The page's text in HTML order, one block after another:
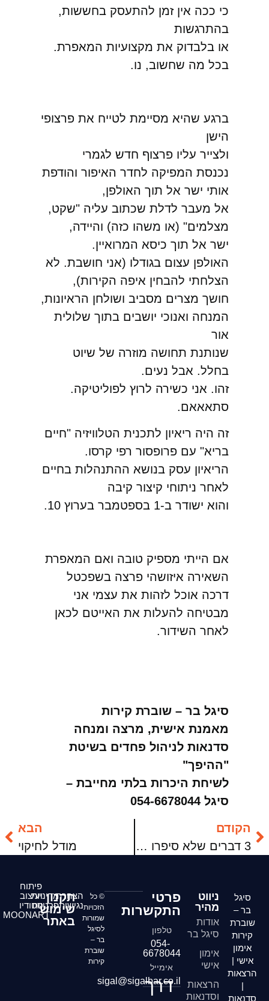
כי ככה אין זמן להתעסק בחששות,
בהתרגשות
או בלבדוק את מקצועיות המאפרת.
בכל מה שחשוב, נו.
ברגע שהיא מסיימת לטייח את פרצופי
הישן
ולצייר עליו פרצוף חדש לגמרי
נכנסת המפיקה לחדר האיפור והודפת
אותי ישר אל תוך האולפן,
אל מעבר לדלת שכתוב עליה "שקט,
מצלמים" (או משהו כזה) והיידה,
ישר אל תוך כיסא המרואיין.
האולפן עצום בגודלו (אני חושבת. לא
הצלחתי להבחין איפה הקירות),
חושך מצרים מסביב ושולחן הראיונות,
המנחה ואנוכי יושבים בתוך שלולית
אור
שנותנת תחושה מוזרה של שיוט
בחלל. אבל נעים.
זהו. אני כשירה לרוץ לפוליטיקה.
סתאאאם.
זה היה ריאיון לתכנית הטלוויזיה "חיים
בריא" עם פרופסור רפי קרסו.
הריאיון עסק בנושא ההתנהלות בחיים
לאחר ניתוחי קיצור קיבה
והוא ישודר ב-1 בספטמבר בערוץ 10.
אם הייתי מספיק טובה ואם המאפרת
השאירה איזושהי פרצה בשפכטל
דרכה אוכל לזהות את עצמי אני
מבטיחה להעלות את האייטם לכאן
לאחר השידור.
סיגל בר – שוברת קירות
מאמנת אישית, מרצה ומנחה
סדנאות לניהול פחדים בשיטת
"ההיפך"
לשיחת היכרות בלתי מחייבת –
סיגל 054-6678044
הקודם
3 דברים שלא סיפרו לך על קיצור קיבה
הבא
מודל לחיקוי
סיגל
בר –
שוברת
קירות
אימון
אישי |
הרצאות
|
סדנאות
ניווט
מהיר
אודות
סיגל בר
אימון
אישי
הרצאות
וסדנאות
פרטי
התקשרות
טלפון
054-
6678044
אימייל
sigal@sigalbar.co.il
דרך
© כל
הזכויות
שמורות
לסיגל
בר –
שוברת
קירות
הצהרת
נגישות
תקנון
שימוש
באתר
מדיניות
פרטיות
פיתוח
ועיצוב
סטודיו
MOONART